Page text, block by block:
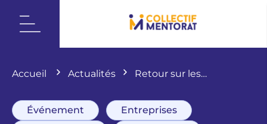
Accueil Actualités
Retour sur les
du 3 octobre 2024
Événement
Entreprises